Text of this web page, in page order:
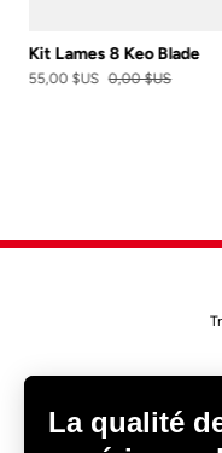
Kit Lames 8 Keo Blade
55,00 $US 0,00 $US
La qualité